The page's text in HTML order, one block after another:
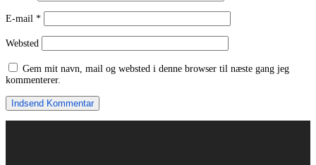
E-mail *
Websted
Gem mit navn, mail og websted i denne browser til næste gang jeg
kommenterer.